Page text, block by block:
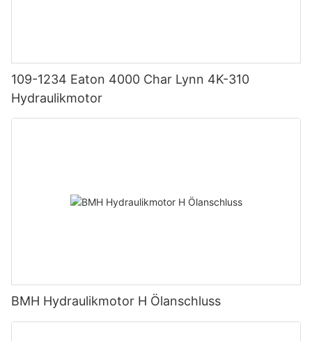
109-1234 Eaton 4000 Char Lynn 4K-310
Hydraulikmotor
BMH Hydraulikmotor H Ölanschluss